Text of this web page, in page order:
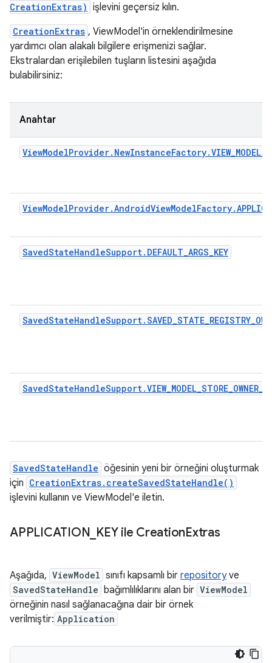
CreationExtras) işlevini geçersiz kılın.
CreationExtras , ViewModel'in örneklendirilmesine
yardımcı olan alakalı bilgilere erişmenizi sağlar.
Ekstralardan erişilebilen tuşların listesini aşağıda
bulabilirsiniz:
Anahtar
SavedStateHandleSupport.DEFAULT_ARGS_KEY
SavedStateHandle öğesinin yeni bir örneğini oluşturmak
için CreationExtras.createSavedStateHandle()
işlevini kullanın ve ViewModel'e iletin.
APPLICATION KEY ile CreationExtras
Aşağıda, ViewModel sınıfı kapsamlı bir repositoryve
SavedStateHandle bağımlılıklarını alan bir ViewModel
örneğinin nasıl sağlanacağına dair bir örnek
verilmiştir: Application